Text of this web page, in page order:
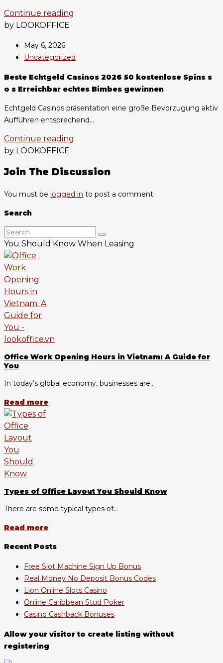
Continue reading
by LOOKOFFICE
May 6, 2026
Uncategorized
Beste Echtgeld Casinos 2026 50 kostenlose Spins s
o s Erreichbar echtes Bimbes gewinnen
Echtgeld Casinos präsentation eine große Bevorzugung aktiv
Aufführen entsprechend...
Continue reading
by LOOKOFFICE
Join The Discussion
You must be logged in to post a comment.
Search
You Should Know When Leasing
Office Work Opening Hours in Vietnam: A Guide for
You
In today’s global economy, businesses are...
Read more
Types of Office Layout You Should Know
There are some typical types of...
Read more
Recent Posts
Free Slot Machine Sign Up Bonus
Real Money No Deposit Bonus Codes
Lion Online Slots Casino
Online Caribbean Stud Poker
Casino Cashback Bonuses
Allow your visitor to create listing without
registering